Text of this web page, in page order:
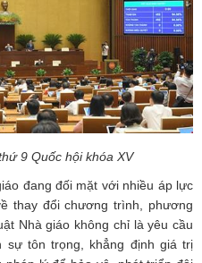
9 Quốc hội khóa XV
đang đối mặt với nhiều áp lực
thay đổi chương trình, phương
Nhà giáo không chỉ là yêu cầu
sự tôn trọng, khẳng định giá trị